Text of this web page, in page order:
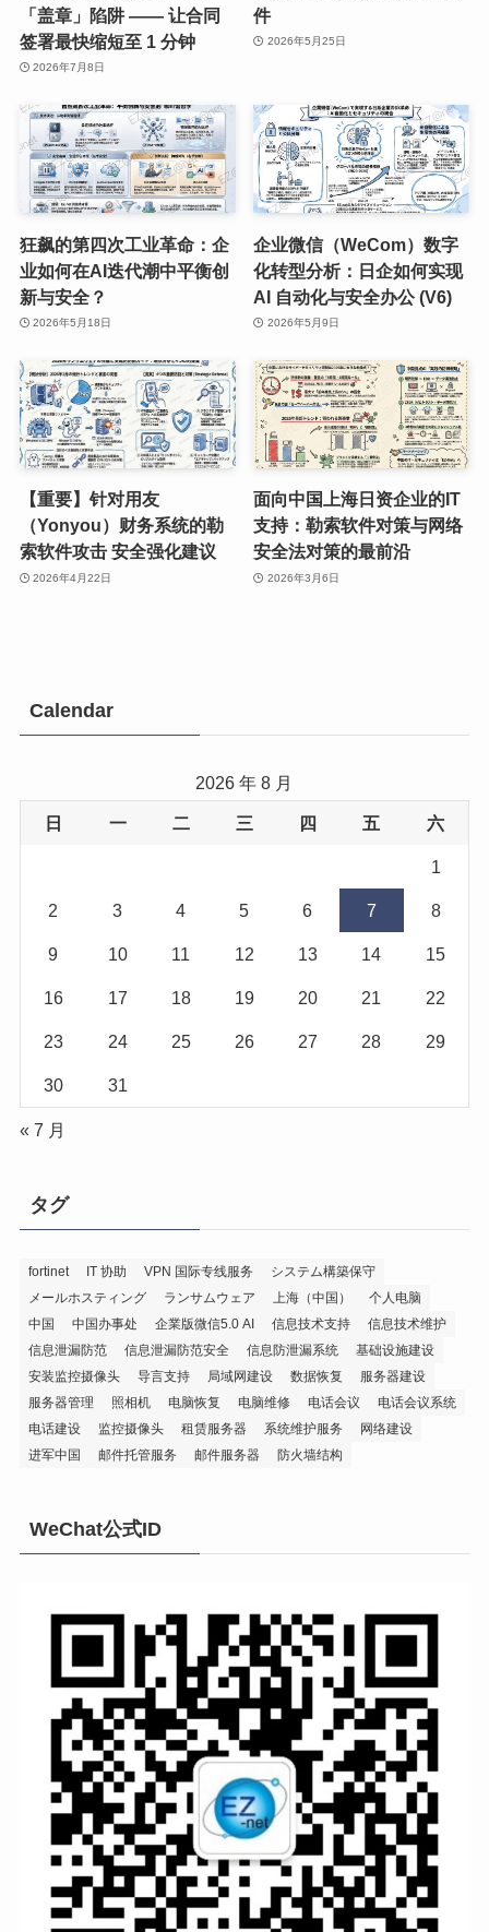
「盖章」陷阱 —— 让合同
签署最快缩短至 1 分钟
2026年7月8日
件
2026年5月25日
狂飙的第四次工业革命：企
业如何在AI迭代潮中平衡创
新与安全？
2026年5月18日
企业微信（WeCom）数字
化转型分析：日企如何实现
AI 自动化与安全办公 (V6)
2026年5月9日
【重要】针对用友
（Yonyou）财务系统的勒
索软件攻击 安全强化建议
2026年4月22日
面向中国上海日资企业的IT
支持：勒索软件对策与网络
安全法对策的最前沿
2026年3月6日
Calendar
2026 年 8 月
日 一 二 三 四 五 六
1
2 3 4 5 6 7 8
9 10 11 12 13 14 15
16 17 18 19 20 21 22
23 24 25 26 27 28 29
30 31
« 7 月
タグ
fortinet IT 协助 VPN 国际专线服务
システム構築保守
メールホスティング
ランサムウェア 上海（中国）
个人电脑
中国
中国办事处 企業版微信5.0 AI 信息技术支持
信息技术维护
信息泄漏防范
信息泄漏防范安全 信息防泄漏系统
基础设施建设
安装监控摄像头
导言支持 局域网建设 数据恢复
服务器建设
服务器管理
照相机 电脑恢复 电脑维修 电话会议
电话会议系统
电话建设
监控摄像头 租赁服务器 系统维护服务
网络建设
进军中国
邮件托管服务 邮件服务器 防火墙结构
WeChat公式ID